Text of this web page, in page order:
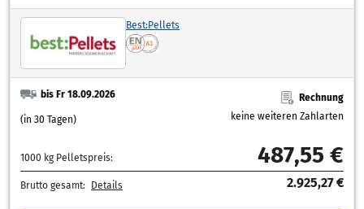
Best:Pellets
bis Fr 18.09.2026
(in 30 Tagen)
Rechnung
keine weiteren Zahlarten
1000 kg Pelletspreis: 487,55 €
Brutto gesamt: Details 2.925,27 €